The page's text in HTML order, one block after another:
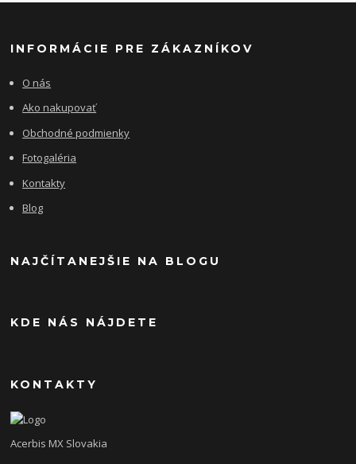
INFORMÁCIE PRE ZÁKAZNÍKOV
O nás
Ako nakupovať
Obchodné podmienky
Fotogaléria
Kontakty
Blog
NAJČÍTANEJŠIE NA BLOGU
KDE NÁS NÁJDETE
KONTAKTY
Acerbis MX Slovakia